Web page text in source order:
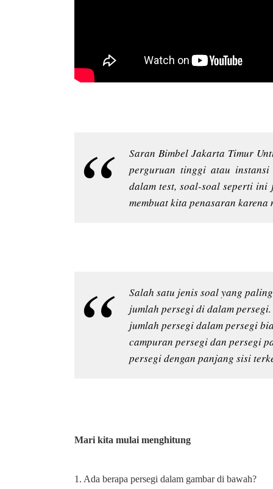
Saran Bimbel Jakarta Timur
perguruan tinggi atau
dalam test, soal-soal seperti
membuat kita penasaran
Salah satu jenis soal yang
jumlah persegi di dalam
jumlah persegi dalam persegi
campuran persegi dan persegi
persegi dengan panjang sisi
Mari kita mulai menghitung
1. Ada berapa persegi dalam gambar di bawah?